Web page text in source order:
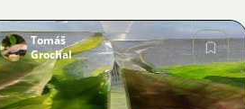
Tomáš
Grochal